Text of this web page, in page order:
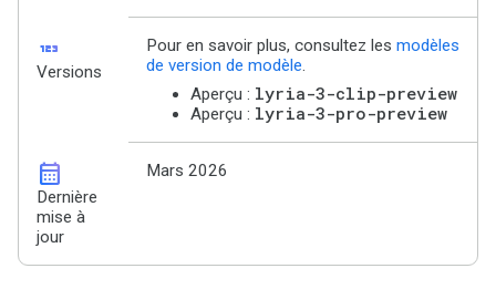
123
Versions
Pour en savoir plus, consultez les modèles
de version de modèle.
Aperçu : lyria-3-clip-preview
Aperçu : lyria-3-pro-preview
calendar_month
Dernière
mise à
jour
Mars 2026